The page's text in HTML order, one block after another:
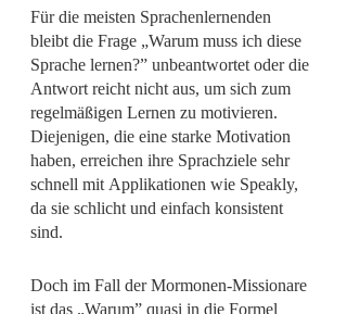
Für die meisten Sprachenlernenden
bleibt die Frage „Warum muss ich diese
Sprache lernen?” unbeantwortet oder die
Antwort reicht nicht aus, um sich zum
regelmäßigen Lernen zu motivieren.
Diejenigen, die eine starke Motivation
haben, erreichen ihre Sprachziele sehr
schnell mit Applikationen wie Speakly,
da sie schlicht und einfach konsistent
sind.
Doch im Fall der Mormonen-Missionare